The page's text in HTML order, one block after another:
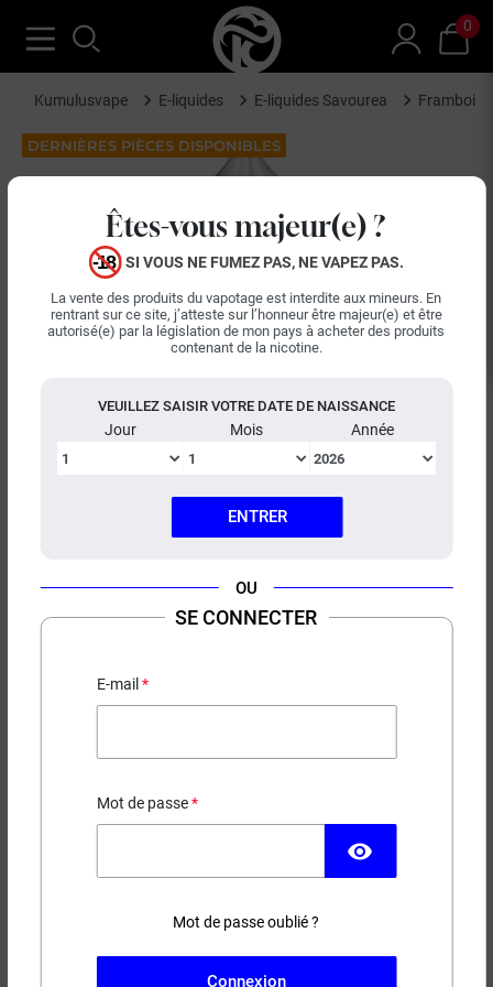
Êtes-vous majeur(e) ?
SI VOUS NE FUMEZ PAS, NE VAPEZ PAS.
La vente des produits du vapotage est interdite aux mineurs. En
rentrant sur ce site, j’atteste sur l’honneur être majeur(e) et être
autorisé(e) par la législation de mon pays à acheter des produits
contenant de la nicotine.
VEUILLEZ SAISIR VOTRE DATE DE NAISSANCE
Jour Mois Année
ENTRER
OU
SE CONNECTER
E-mail
Mot de passe
visibility
Mot de passe oublié ?
Connexion
0
Kumulusvape E-liquides E-liquides Savourea
DERNIÈRES PIÈCES DISPONIBLES
17,90 €
Taux de nicotine
AJOUTER AU PANIER